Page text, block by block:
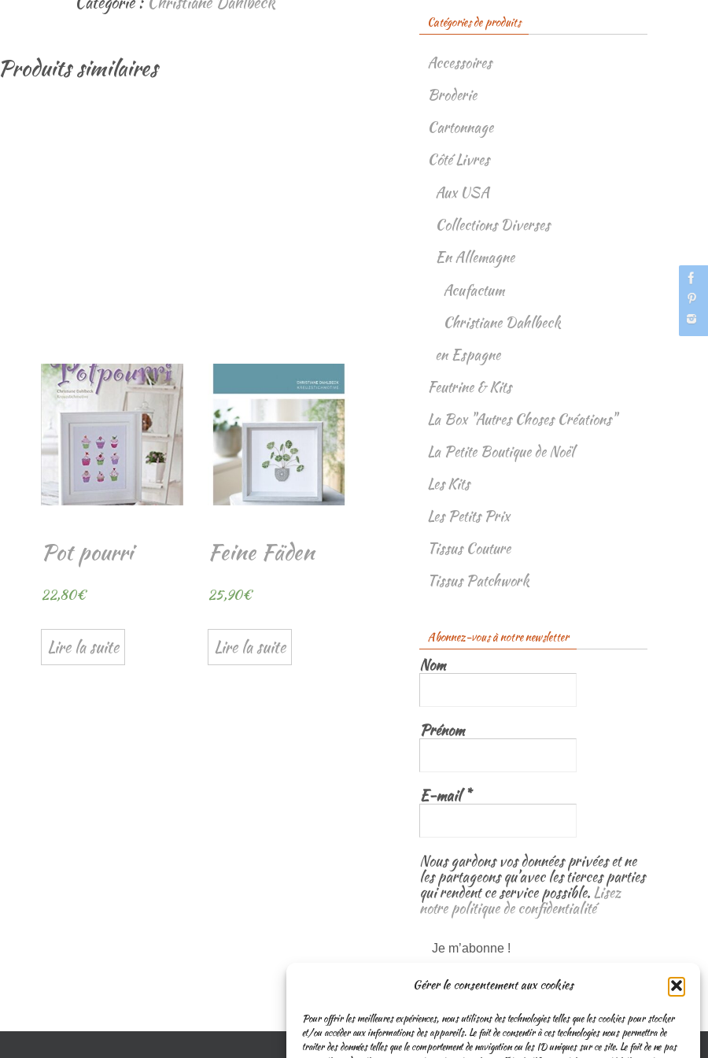
Gérer le consentement aux cookies
Pour offrir les meilleures expériences, nous utilisons des technologies telles que les cookies pour stocker
et/ou accéder aux informations des appareils. Le fait de consentir à ces technologies nous permettra de
traiter des données telles que le comportement de navigation ou les ID uniques sur ce site. Le fait de ne pas
Produits similaires
Pot pourri
22,80€
Lire la suite
Feine Fäden
25,90€
Lire la suite
Catégories de produits
Accessoires
Broderie
Cartonnage
Côté Livres
Aux USA
Collections Diverses
En Allemagne
Acufactum
Christiane Dahlbeck
en Espagne
Feutrine & Kits
La Box "Autres Choses Créations"
La Petite Boutique de Noël
Les Kits
Les Petits Prix
Tissus Couture
Tissus Patchwork
Abonnez-vous à notre newsletter
Nom
Prénom
E-mail*
Nous gardons vos données privées et ne
les partageons qu’avec les tierces parties
qui rendent ce service possible.Lisez
notre politique de confidentialité